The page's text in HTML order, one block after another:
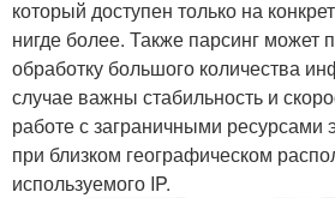
который доступен только на
нигде более. Также парсинг может
обработку большого количества
случае важны стабильность и
работе с заграничными ресурсами
при близком географическом
используемого IP.